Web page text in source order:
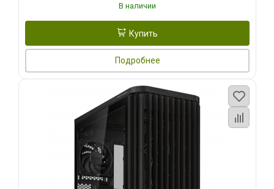
В наличии
Купить
Подробнее